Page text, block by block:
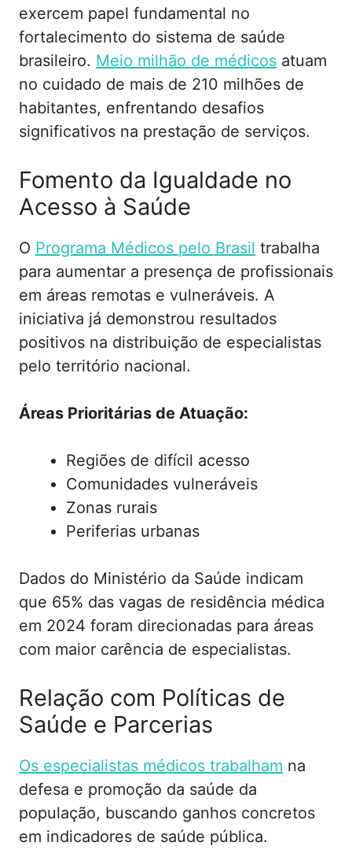
exercem papel fundamental no
fortalecimento do sistema de saúde
brasileiro. Meio milhão de médicos atuam
no cuidado de mais de 210 milhões de
habitantes, enfrentando desafios
significativos na prestação de serviços.
Fomento da Igualdade no
Acesso à Saúde
O Programa Médicos pelo Brasil trabalha
para aumentar a presença de profissionais
em áreas remotas e vulneráveis. A
iniciativa já demonstrou resultados
positivos na distribuição de especialistas
pelo território nacional.
Áreas Prioritárias de Atuação:
Regiões de difícil acesso
Comunidades vulneráveis
Zonas rurais
Periferias urbanas
Dados do Ministério da Saúde indicam
que 65% das vagas de residência médica
em 2024 foram direcionadas para áreas
com maior carência de especialistas.
Relação com Políticas de
Saúde e Parcerias
Os especialistas médicos trabalham na
defesa e promoção da saúde da
população, buscando ganhos concretos
em indicadores de saúde pública.